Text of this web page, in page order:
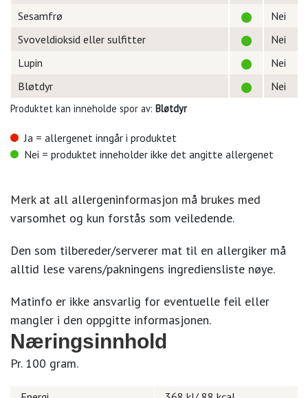
Sesamfrø
Nei
Svoveldioksid eller sulfitter
Nei
Lupin
Nei
Bløtdyr
Nei
Produktet kan inneholde spor av: Bløtdyr
Ja = allergenet inngår i produktet
Nei = produktet inneholder ikke det angitte allergenet
Merk at all allergeninformasjon må brukes med
varsomhet og kun forstås som veiledende.
Den som tilbereder/serverer mat til en allergiker må
alltid lese varens/pakningens ingrediensliste nøye.
Matinfo er ikke ansvarlig for eventuelle feil eller
mangler i den oppgitte informasjonen.
Næringsinnhold
Pr. 100 gram.